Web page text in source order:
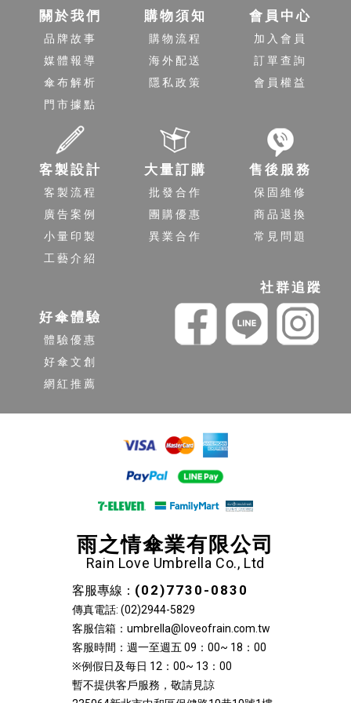
關於我們
品牌故事
媒體報導
傘布解析
門市據點
購物須知
購物流程
海外配送
隱私政策
會員中心
加入會員
訂單查詢
會員權益
客製設計
客製流程
廣告案例
小量印製
工藝介紹
大量訂購
批發合作
團購優惠
異業合作
售後服務
保固維修
商品退換
常見問題
好傘體驗
體驗優惠
好傘文創
網紅推薦
社群追蹤
雨之情傘業有限公司
Rain Love Umbrella Co., Ltd
客服專線： (02)7730-0830
傳真電話: (02)2944-5829
客服信箱：umbrella@loveofrain.com.tw
客服時間：週一至週五 09：00~ 18：00
※例假日及每日 12：00~ 13：00
暫不提供客戶服務，敬請見諒